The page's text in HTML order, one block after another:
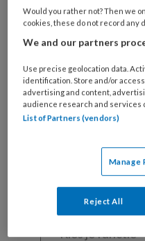
Maak gratis een
artikelen
Al een account of
Wat
is
wachtwoord* *
Kies
Would you rather not? Then we
cookies, these do not record any
We and our partners
Use precise geolocation data.
identification. Store and/or
advertising and content,
audience research and services
List of Partners (vendors)
Manage
Reject All